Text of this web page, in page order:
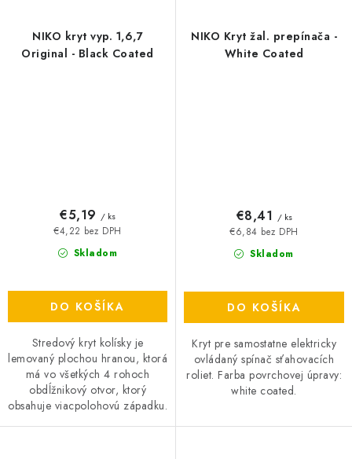
NIKO kryt vyp. 1,6,7
Original - Black Coated
Skladom
€4,22 bez DPH
€5,19 / ks
DO KOŠÍKA
Stredový kryt kolísky je
lemovaný plochou hranou, ktorá
má vo všetkých 4 rohoch
obdĺžnikový otvor, ktorý
obsahuje viacpolohovú západku.
NIKO Kryt žal. prepínača -
White Coated
Skladom
€6,84 bez DPH
€8,41 / ks
DO KOŠÍKA
Kryt pre samostatne elektricky
ovládaný spínač sťahovacích
roliet. Farba povrchovej úpravy:
white coated.